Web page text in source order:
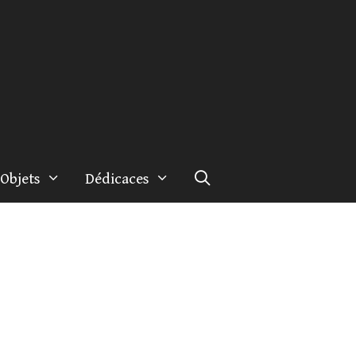
Objets Dédicaces